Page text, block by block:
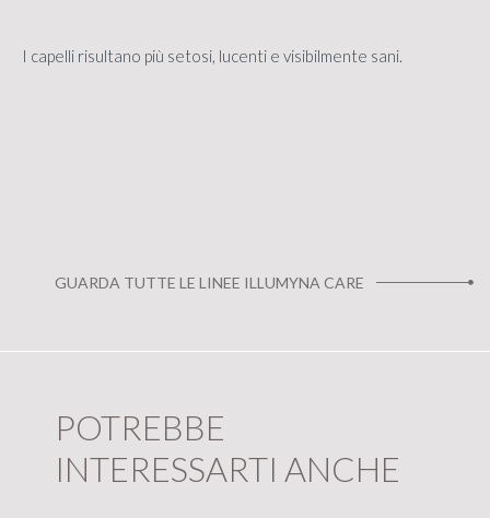
I capelli risultano più setosi, lucenti e visibilmente sani.
GUARDA TUTTE LE LINEE ILLUMYNA CARE
POTREBBE
INTERESSARTI ANCHE